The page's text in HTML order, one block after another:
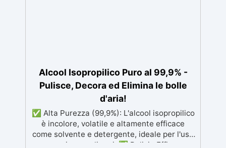
Alcool Isopropilico Puro al 99,9% -
Pulisce, Decora ed Elimina le bolle
d'aria!
✅ Alta Purezza (99,9%): L'alcool isopropilico
è incolore, volatile e altamente efficace
come solvente e detergente, ideale per l'uso
con resine e polimeri. ✅ Pulizia Efficace: